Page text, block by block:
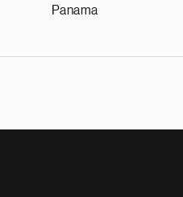
Panama